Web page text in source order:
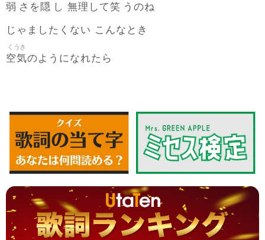
弱 さを 隠 し 無理 して笑 うのね
じゃましたくない こんなとき
空気
くうき
のようになれたら